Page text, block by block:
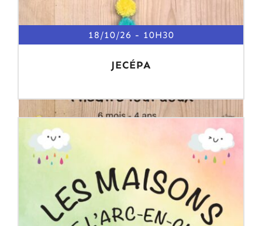
18/10/26 10H30
JECÉPA